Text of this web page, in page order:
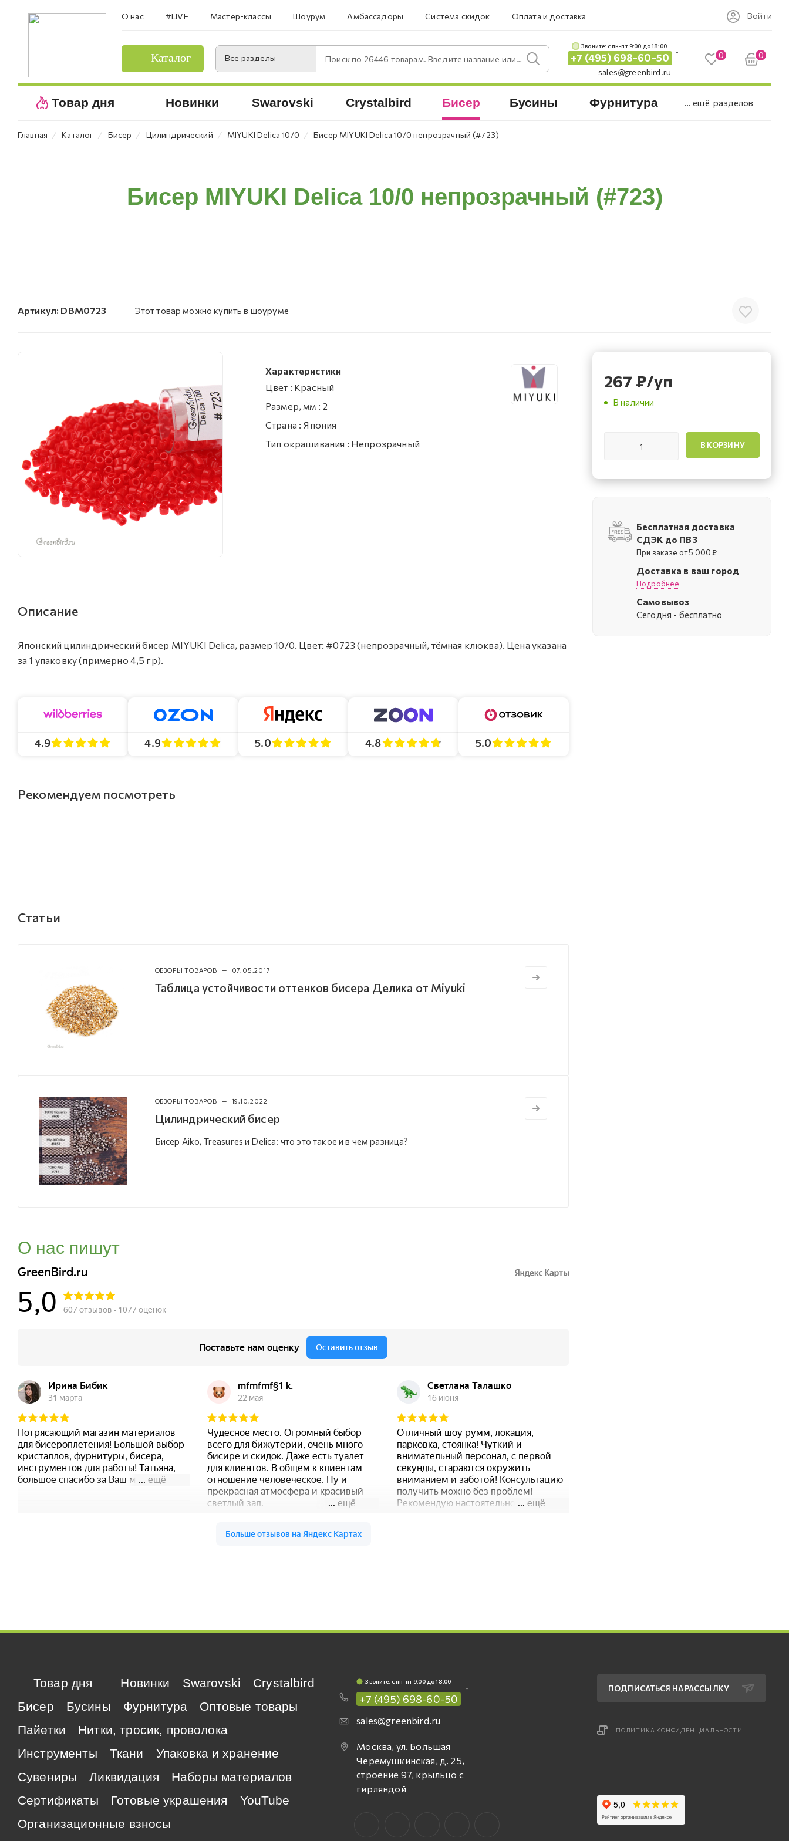
О нас #LIVE Мастер-классы Шоурум Амбассадоры Система скидок Оплата и доставка Войти
Каталог Все разделы Поиск по 26446 товарам. Введите название или артикул.
Звоните: c пн-пт 9:00 до 18:00
+7 (495) 698-60-50
sales@greenbird.ru
0 0
Товар дня Новинки Swarovski Crystalbird Бисер Бусины Фурнитура ... ещё разделов
Главная ⁄ Каталог ⁄ Бисер ⁄ Цилиндрический ⁄ MIYUKI Delica 10/0 ⁄ Бисер MIYUKI Delica 10/0 непрозрачный (#723)
Бисер MIYUKI Delica 10/0 непрозрачный (#723)
Артикул: DBM0723 Этот товар можно купить в шоуруме
Характеристики
Цвет : Красный
Размер, мм : 2
Страна : Япония
Тип окрашивания : Непрозрачный
Описание
Японский цилиндрический бисер MIYUKI Delica, размер 10/0. Цвет: #0723 (непрозрачный, тёмная клюква). Цена указана
за 1 упаковку (примерно 4,5 гр).
4.9 4.9 5.0 4.8 5.0
Рекомендуем посмотреть
Статьи
ОБЗОРЫ ТОВАРОВ — 07.05.2017
Таблица устойчивости оттенков бисера Делика от Miyuki
ОБЗОРЫ ТОВАРОВ — 19.10.2022
Цилиндрический бисер
Бисер Aiko, Treasures и Delica: что это такое и в чем разница?
О нас пишут
267 ₽/уп
В наличии
В КОРЗИНУ
Бесплатная доставка
СДЭК до ПВЗ
При заказе от 5 000 ₽
Доставка в ваш город
Подробнее
Самовывоз
Cегодня - бесплатно
Товар дня Новинки Swarovski
Crystalbird
Бисер
Бусины Фурнитура
Оптовые товары
Пайетки
Нитки, тросик, проволока
Инструменты
Ткани
Упаковка и хранение
Сувениры
Ликвидация
Наборы материалов
Сертификаты
Готовые украшения
YouTube
Организационные взносы
Звоните: c пн-пт 9:00 до 18:00
+7 (495) 698-60-50
sales@greenbird.ru
Москва, ул. Большая
Черемушкинская, д. 25,
строение 97, крыльцо с
гирляндой
ПОДПИСАТЬСЯ НА РАССЫЛКУ
ПОЛИТИКА КОНФИДЕНЦИАЛЬНОСТИ